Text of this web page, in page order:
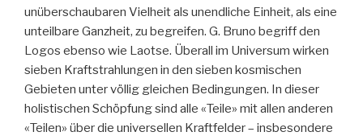
unüberschaubaren Vielheit als unendliche Einheit, als eine
unteilbare Ganzheit, zu begreifen. G. Bruno begriff den
Logos ebenso wie Laotse. Überall im Universum wirken
sieben Kraftstrahlungen in den sieben kosmischen
Gebieten unter völlig gleichen Bedingungen. In dieser
holistischen Schöpfung sind alle «Teile» mit allen anderen
«Teilen» über die universellen Kraftfelder – insbesondere